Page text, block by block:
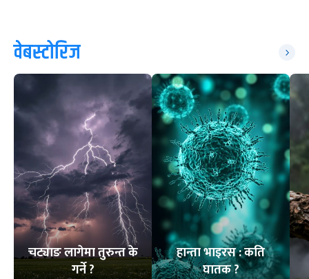
वेबस्टोरिज
चट्याङ लागेमा तुरुन्त के
गर्ने ?
हान्ता भाइरस : कति
घातक ?